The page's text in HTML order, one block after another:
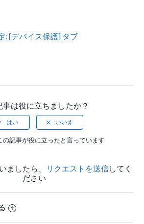
: [デバイス保護] タブ
事は役に立ちましたか？
の記事が役に立ったと言っています
ましたら、 リクエストを送信してく
ださい